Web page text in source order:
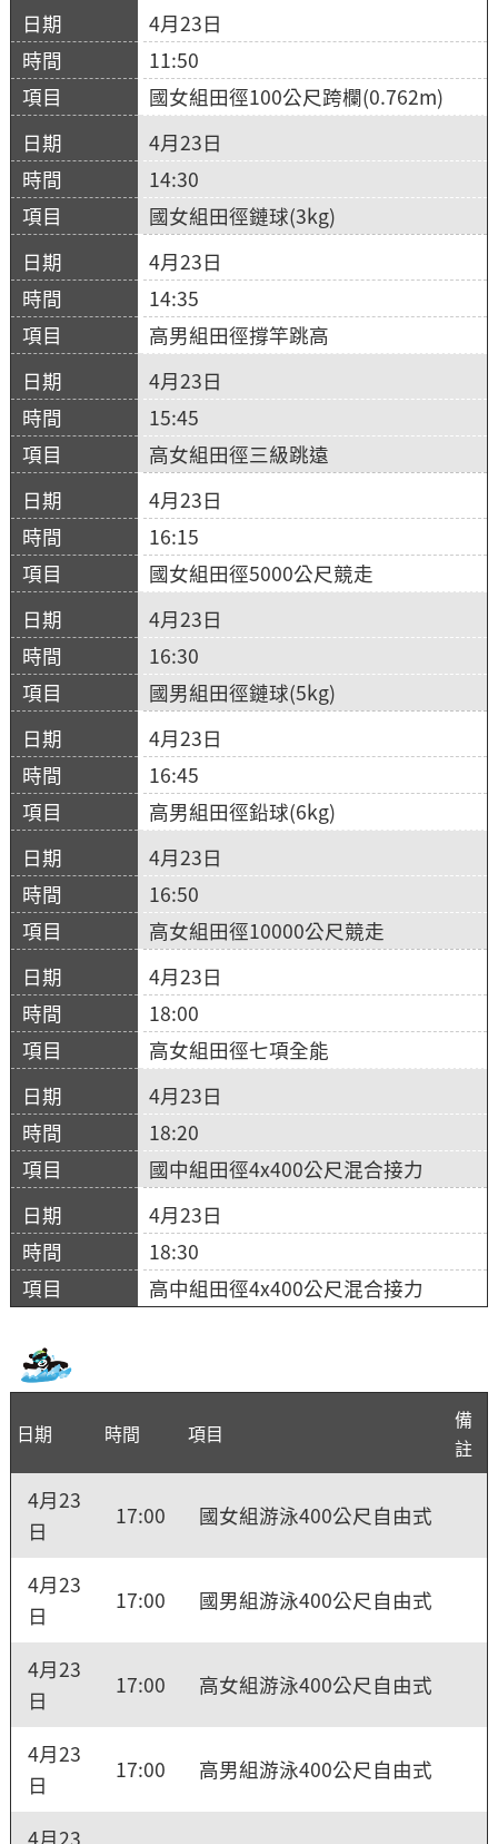
4月23日
11:50
國女組田徑100公尺跨欄(0.762m)
4月23日
14:30
國女組田徑鏈球(3kg)
4月23日
14:35
高男組田徑撐竿跳高
4月23日
15:45
高女組田徑三級跳遠
4月23日
16:15
國女組田徑5000公尺競走
4月23日
16:30
國男組田徑鏈球(5kg)
4月23日
16:45
高男組田徑鉛球(6kg)
4月23日
16:50
高女組田徑10000公尺競走
4月23日
18:00
高女組田徑七項全能
4月23日
18:20
國中組田徑4x400公尺混合接力
4月23日
18:30
高中組田徑4x400公尺混合接力
日期 時間 項目
備
註
4月23
日
17:00 國女組游泳400公尺自由式
4月23
日
17:00 國男組游泳400公尺自由式
4月23
日
17:00 高女組游泳400公尺自由式
4月23
日
17:00 高男組游泳400公尺自由式
4月23